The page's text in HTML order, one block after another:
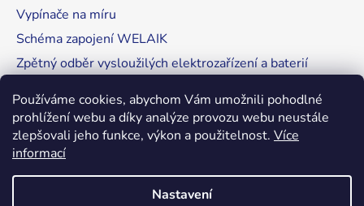
Používáme cookies, abychom Vám umožnili pohodlné
prohlížení webu a díky analýze provozu webu neustále
zlepšovali jeho funkce, výkon a použitelnost. Více
informací
Nastavení
Vypínače na míru
Schéma zapojení WELAIK
Zpětný odběr vysloužilých elektrozařízení a baterií
RozsvítímeSvět.cz